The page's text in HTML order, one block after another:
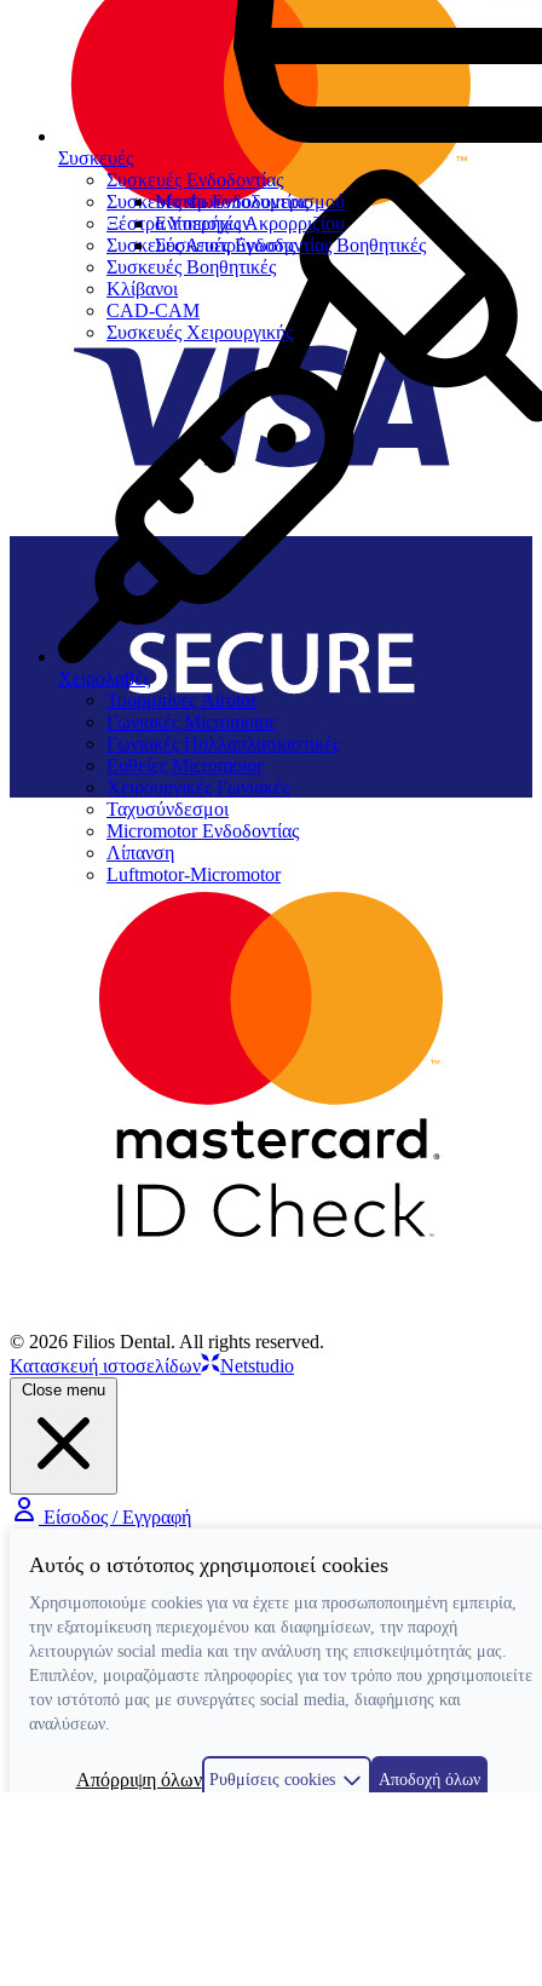
Συσκευές
Συσκευές Ενδοδοντίας
Μοτέρ Ενδοδοντίας
Εντοπιστές Ακρορριζίου
Συσκευές Ενδοδοντίας Βοηθητικές
Συσκευές Φωτοπολυμερισμού
Ξέστρα Υπερήχων
Συσκευές Αποτρύγωσης
Συσκευές Βοηθητικές
Κλίβανοι
CAD-CAM
Συσκευές Χειρουργικής
Χειρολαβές
Τουρμπίνες Airotor
Γωνιακές Micromotor
Γωνιακές Πολλαπλασιαστικές
Ευθείες Micromotor
Χειρουργικές Γωνιακές
Ταχυσύνδεσμοι
Micromotor Ενδοδοντίας
Λίπανση
Luftmotor-Micromotor
© 2026 Filios Dental. All rights reserved.
Κατασκευή ιστοσελίδων
Netstudio
Close menu
Είσοδος / Εγγραφή
Αυτός ο ιστότοπος χρησιμοποιεί cookies
Χρησιμοποιούμε cookies για να έχετε μια προσωποποιημένη εμπειρία,
την εξατομίκευση περιεχομένου και διαφημίσεων, την παροχή
λειτουργιών social media και την ανάλυση της επισκεψιμότητάς μας.
Επιπλέον, μοιραζόμαστε πληροφορίες για τον τρόπο που χρησιμοποιείτε
τον ιστότοπό μας με συνεργάτες social media, διαφήμισης και
αναλύσεων.
Απόρριψη όλων Ρυθμίσεις cookies
Αποδοχή όλων